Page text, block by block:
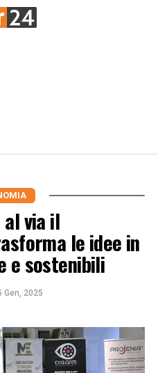
al via il
le idee in
e sostenibili
Gen, 2025